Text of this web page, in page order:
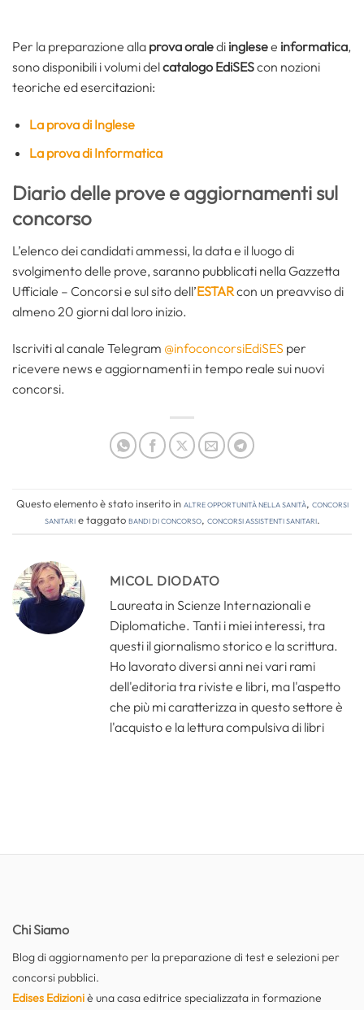
Per la preparazione alla prova oraledi inglesee informatica,
sono disponibili i volumi delcatalogo EdiSEScon nozioni
teoriche ed esercitazioni:
La prova di Inglese
La prova di Informatica
Diario delle prove e aggiornamenti sul
concorso
L’elenco dei candidati ammessi, la data e il luogo di
svolgimento delle prove, saranno pubblicati nella Gazzetta
Ufficiale – Concorsi e sul sito dell’ESTARcon un preavviso di
almeno 20 giorni dal loro inizio.
Iscriviti al canale Telegram @infoconcorsiEdiSES per
ricevere news e aggiornamenti in tempo reale sui nuovi
concorsi.
Questo elemento è stato inserito in Altre opportunità nella sanità, Concorsi
Sanitarie taggatobandi di concorso, concorsi assistenti sanitari.
MICOL DIODATO
Laureata in Scienze Internazionali e
Diplomatiche. Tanti i miei interessi, tra
questi il giornalismo storico e la scrittura.
Ho lavorato diversi anni nei vari rami
dell'editoria tra riviste e libri, ma l'aspetto
che più mi caratterizza in questo settore è
l'acquisto e la lettura compulsiva di libri
Chi Siamo
Blog di aggiornamento per la preparazione di test e selezioni per
concorsi pubblici.
Edises Edizioniè una casa editrice specializzata in formazione